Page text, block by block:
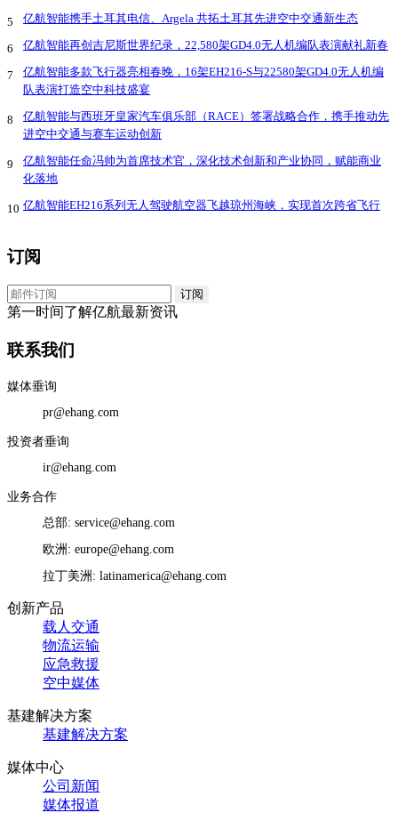
5 亿航智能携手土耳其电信、Argela 共拓土耳其先进空中交通新生态
6 亿航智能再创吉尼斯世界纪录，22,580架GD4.0无人机编队表演献礼新春
7
亿航智能多款飞行器亮相春晚，16架EH216-S与22580架GD4.0无人机编
队表演打造空中科技盛宴
8
亿航智能与西班牙皇家汽车俱乐部（RACE）签署战略合作，携手推动先
进空中交通与赛车运动创新
9
亿航智能任命冯帅为首席技术官，深化技术创新和产业协同，赋能商业
化落地
10 亿航智能EH216系列无人驾驶航空器飞越琼州海峡，实现首次跨省飞行
订阅
第一时间了解亿航最新资讯
联系我们
媒体垂询
pr@ehang.com
投资者垂询
ir@ehang.com
业务合作
总部: service@ehang.com
欧洲: europe@ehang.com
拉丁美洲: latinamerica@ehang.com
创新产品
载人交通
物流运输
应急救援
空中媒体
基建解决方案
基建解决方案
媒体中心
公司新闻
媒体报道